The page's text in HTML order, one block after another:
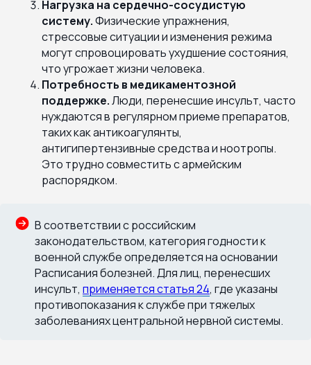
Нагрузка на сердечно-сосудистую
систему.Физические упражнения,
стрессовые ситуации и изменения режима
могут спровоцировать ухудшение состояния,
что угрожает жизни человека.
Потребность в медикаментозной
поддержке.Люди, перенесшие инсульт, часто
нуждаются в регулярном приеме препаратов,
таких как антикоагулянты,
антигипертензивные средства и ноотропы.
Это трудно совместить с армейским
распорядком.
В соответствии с российским
законодательством, категория годности к
военной службе определяется на основании
Расписания болезней. Для лиц, перенесших
инсульт, применяется статья 24, где указаны
противопоказания к службе при тяжелых
заболеваниях центральной нервной системы.